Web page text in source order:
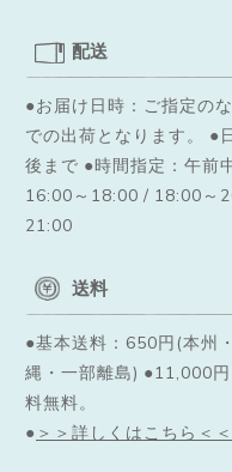
配送
●お届け日時：ご指定の
での出荷となります。
●
後まで ●時間指定：午
16:00～18:00 / 18:00～
21:00
送料
●基本送料：650円(本州
縄・一部離島) ●11,000
料無料。
● ＞＞詳しくはこちら＜＜